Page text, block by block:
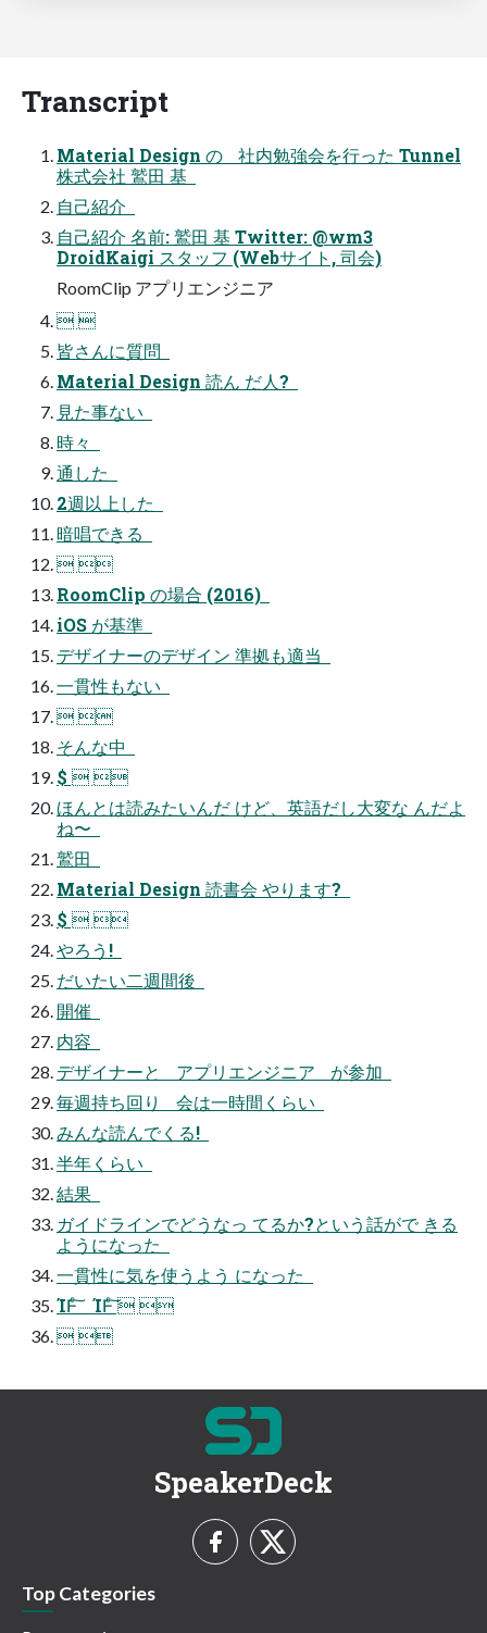
Transcript
Material Design の 社内勉強会を⾏った Tunnel
株式会社 鷲⽥ 基  
⾃⼰紹介  
⾃⼰紹介 名前: 鷲⽥ 基 Twitter: @wm3
DroidKaigi スタッフ (Webサイト, 司会)
RoomClip アプリエンジニア  
 
皆さんに質問  
Material Design 読ん だ⼈?  
⾒た事ない  
時々  
通した  
2週以上した  
暗唱できる  
 
RoomClip の場合 (2016)  
iOS が基準  
デザイナーのデザイン 準拠も適当  
⼀貫性もない  
 
そんな中  
$  
ほんとは読みたいんだ けど、英語だし⼤変な んだよ
ね〜  
鷲⽥  
Material Design 読書会 やります?  
$  
やろう!  
だいたい⼆週間後  
開催  
内容  
デザイナーと アプリエンジニア が参加  
毎週持ち回り 会は⼀時間くらい  
みんな読んでくる!  
半年くらい  
結果  
ガイドラインでどうなっ てるか?という話がで きる
ようになった  
⼀貫性に気を使うよう になった  
ΊͰͨ͠ ΊͰͨ͠  
 
SpeakerDeck
Top Categories